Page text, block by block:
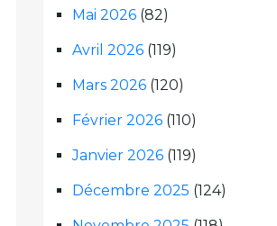
Mai 2026 (82)
Avril 2026 (119)
Mars 2026 (120)
Février 2026 (110)
Janvier 2026 (119)
Décembre 2025 (124)